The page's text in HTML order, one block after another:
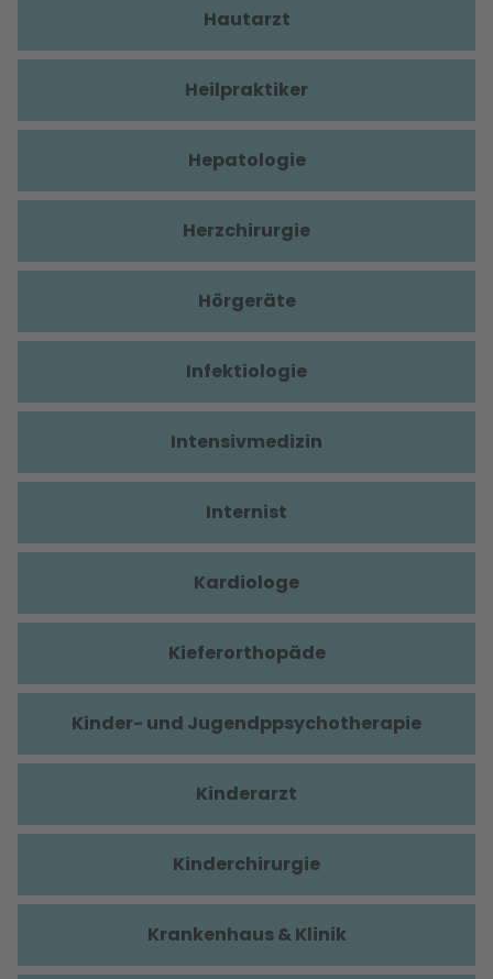
Hautarzt
Heilpraktiker
Hepatologie
Herzchirurgie
Hörgeräte
Infektiologie
Intensivmedizin
Internist
Kardiologe
Kieferorthopäde
Kinder- und Jugendppsychotherapie
Kinderarzt
Kinderchirurgie
Krankenhaus & Klinik